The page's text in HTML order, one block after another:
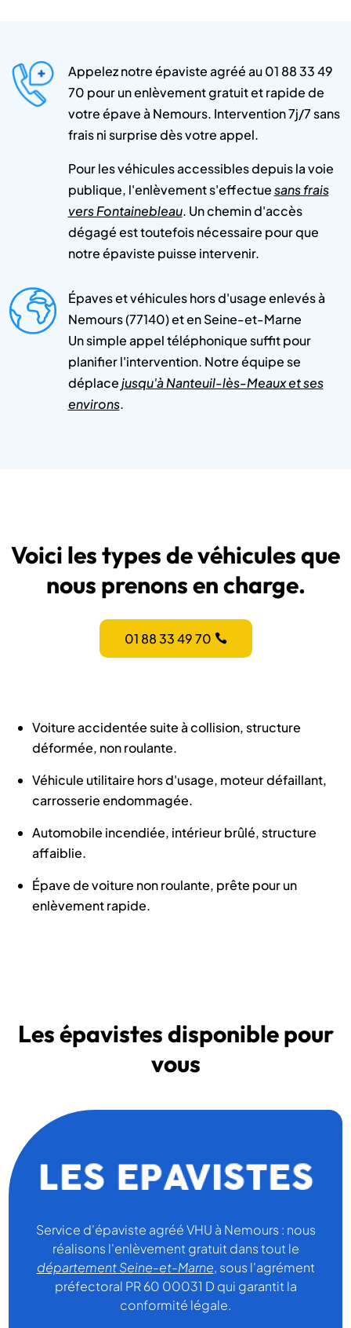
Appelez notre épaviste agréé au 01 88 33 49
70 pour un enlèvement gratuit et rapide de
votre épave à Nemours. Intervention 7j/7 sans
frais ni surprise dès votre appel.
Pour les véhicules accessibles depuis la voie
publique, l'enlèvement s'effectuesans frais
vers Fontainebleau. Un chemin d'accès
dégagé est toutefois nécessaire pour que
notre épaviste puisse intervenir.
Épaves et véhicules hors d'usage enlevés à
Nemours (77140) et en Seine-et-Marne
Un simple appel téléphonique suffit pour
planifier l'intervention. Notre équipe se
déplacejusqu'à Nanteuil-lès-Meaux et ses
environs.
Voici les types de véhicules que
nous prenons en charge.
01 88 33 49 70
Voiture accidentée suite à collision, structure
déformée, non roulante.
Véhicule utilitaire hors d'usage, moteur défaillant,
carrosserie endommagée.
Automobile incendiée, intérieur brûlé, structure
affaiblie.
Épave de voiture non roulante, prête pour un
enlèvement rapide.
Les épavistes disponible pour
vous
Service d'épaviste agréé VHU à Nemours : nous
réalisons l'enlèvement gratuit dans tout le
département Seine-et-Marne, sous l'agrément
préfectoral PR 60 00031 D qui garantit la
conformité légale.